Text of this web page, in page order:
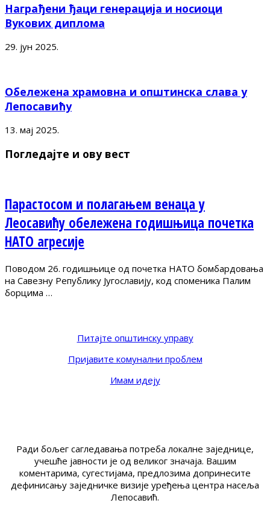
Награђени ђаци генерација и носиоци
Вукових диплома
29. јун 2025.
Обележена храмовна и општинска слава у
Лепосавићу
13. мај 2025.
Погледајте и ову вест
Парастосом и полагањем венаца у
Леосавићу обележена годишњица почетка
НАТО агресије
Поводом 26. годишњице од почетка НАТО бомбардовања
на Савезну Републику Југославију, код споменика Палим
борцима …
Питајте општинску управу
Пријавите комунални проблем
Имам идеју
Ради бољег сагледавања потреба локалне заједнице,
учешће јавности је од великог значаја. Вашим
коментарима, сугестијама, предлозима допринесите
дефинисању заједничке визије уређења центра насеља
Лепосавић.